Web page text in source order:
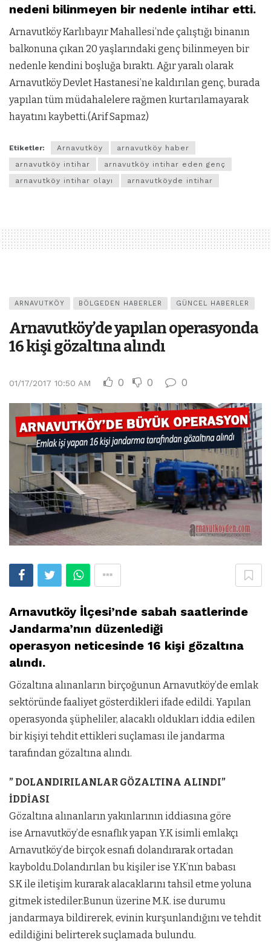
nedeni bilinmeyen bir nedenle intihar etti.
Arnavutköy Karlıbayır Mahallesi’nde çalıştığı binanın
balkonuna çıkan 20 yaşlarındaki genç bilinmeyen bir
nedenle kendini boşluğa bıraktı. Ağır yaralı olarak
Arnavutköy Devlet Hastanesi’ne kaldırılan genç, burada
yapılan tüm müdahalelere rağmen kurtarılamayarak
hayatını kaybetti.(Arif Sapmaz)
Etiketler: Arnavutköy
arnavutköy haber
arnavutköy intihar
arnavutköy intihar eden genç
arnavutköy intihar olayı
arnavutköyde intihar
ARNAVUTKÖY BÖLGEDEN HABERLER GÜNCEL HABERLER
Arnavutköy’de yapılan operasyonda
16 kişi gözaltına alındı
01/17/2017 10:50 AM 0 0 0
Arnavutköy İlçesi’nde sabah saatlerinde
Jandarma’nın düzenlediği
operasyon neticesinde 16 kişi gözaltına
alındı.
Gözaltına alınanların birçoğunun Arnavutköy’de emlak
sektöründe faaliyet gösterdikleri ifade edildi. Yapılan
operasyonda şüpheliler, alacaklı oldukları iddia edilen
bir kişiyi tehdit ettikleri suçlaması ile jandarma
tarafından gözaltına alındı.
” DOLANDIRILANLAR GÖZALTINA ALINDI”
İDDİASI
Gözaltına alınanların yakınlarının iddiasına göre
ise Arnavutköy’de esnaflık yapan Y.K isimli emlakçı
Arnavutköy’de birçok esnafı dolandırarak ortadan
kayboldu.Dolandırılan bu kişiler ise Y.K’nın babası
S.K ile iletişim kurarak alacaklarını tahsil etme yoluna
gitmek istediler.Bunun üzerine M.K. ise durumu
jandarmaya bildirerek, evinin kurşunlandığını ve tehdit
edildiğini belirterek suçlamada bulundu.